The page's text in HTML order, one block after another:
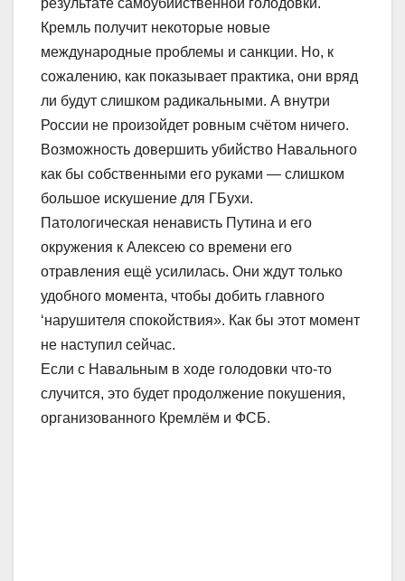
результате самоубийственной голодовки.
Кремль получит некоторые новые
международные проблемы и санкции. Но, к
сожалению, как показывает практика, они вряд
ли будут слишком радикальными. А внутри
России не произойдет ровным счётом ничего.
Возможность довершить убийство Навального
как бы собственными его руками — слишком
большое искушение для ГБухи.
Патологическая ненависть Путина и его
окружения к Алексею со времени его
отравления ещё усилилась. Они ждут только
удобного момента, чтобы добить главного
‘нарушителя спокойствия». Как бы этот момент
не наступил сейчас.
Если с Навальным в ходе голодовки что-то
случится, это будет продолжение покушения,
организованного Кремлём и ФСБ.